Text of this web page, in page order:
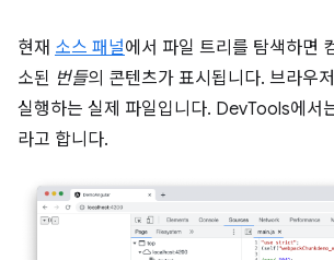
현재 소스 패널에서 파일 트리를 탐색하면
소된 번들의 콘텐츠가 표시됩니다. 브라우
실행하는 실제 파일입니다. DevTools에서
라고 합니다.